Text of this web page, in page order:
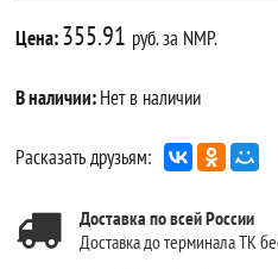
Цена:355.91 руб. за NMP.
В наличии:Нет в наличии
Расказать друзьям:
Доставка по всей России
Доставка до терминала ТК